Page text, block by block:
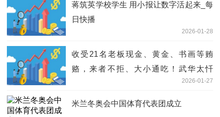
蒋筑英学校学生 用小报让数字活起来_每
日快播
2026-01-28
收受21名老板现金、黄金、书画等贿
赂，来者不拒、大小通吃！武华太忏
悔：“害了家人，害了亲属，害了下属，
害了一大堆人……” 今热点
2026-01-27
米兰冬奥会中国体育代表团成立